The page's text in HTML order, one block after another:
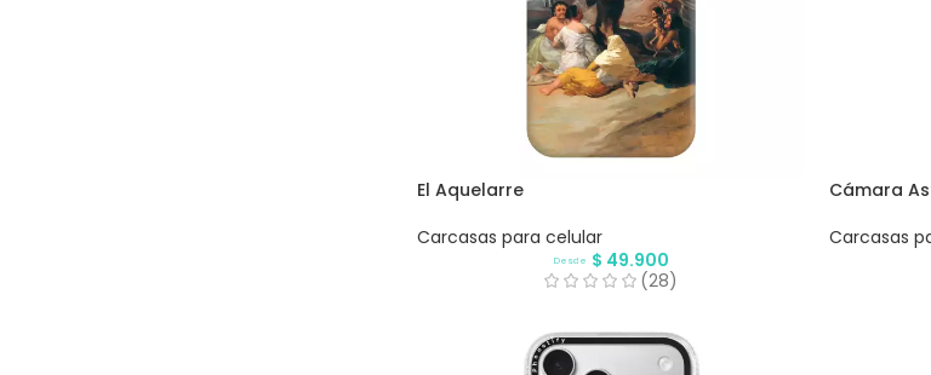
El Aquelarre
Carcasas para celular
Desde $ 49.900
(28)
Cámara
Carcasas